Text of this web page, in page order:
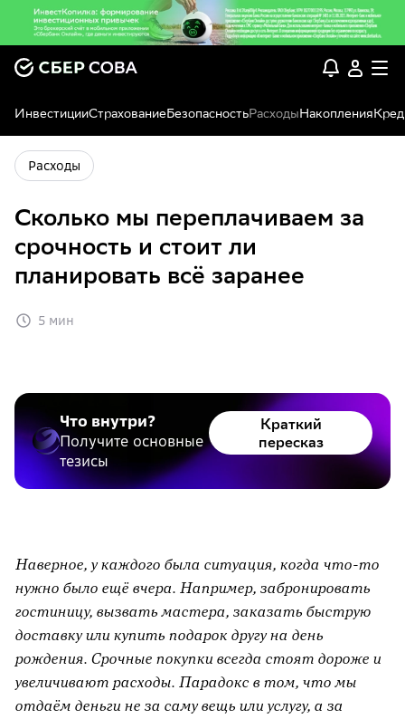
ИнвестицииСтрахованиеБезопасностьРасходыНакопления
Расходы
Сколько мы переплачиваем за
срочность и стоит ли
планировать всё заранее
5 мин
Что внутри?
Получите основные
тезисы
Краткий
пересказ
Наверное, у каждого была ситуация, когда что-то
нужно было ещё вчера. Например, забронировать
гостиницу, вызвать мастера, заказать быструю
доставку или купить подарок другу на день
рождения. Срочные покупки всегда стоят дороже и
увеличивают расходы. Парадокс в том, что мы
отдаём деньги не за саму вещь или услугу, а за